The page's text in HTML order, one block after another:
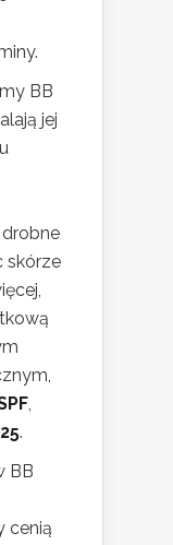
BB
jej
skórze
,
.
BB
cenią